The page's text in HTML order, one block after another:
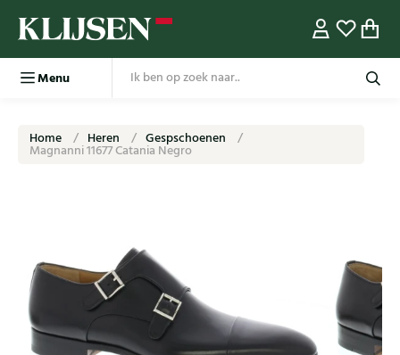
Menu
Home Heren Gespschoenen
Magnanni 11677 Catania Negro